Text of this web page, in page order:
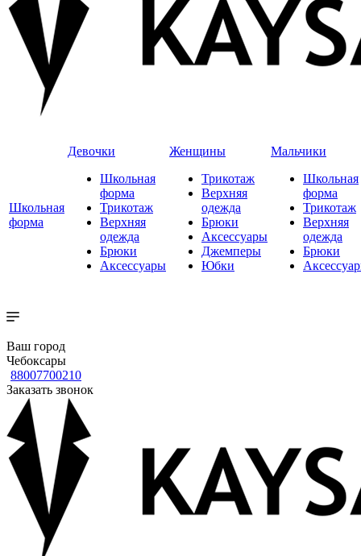
Школьная
форма
Девочки
Школьная
форма
Трикотаж
Верхняя
одежда
Брюки
Аксессуары
Женщины
Трикотаж
Верхняя
одежда
Брюки
Аксессуары
Джемперы
Юбки
Мальчики
Школьная
форма
Трикотаж
Верхняя
одежда
Брюки
Ваш город
Чебоксары
88007700210
Заказать звонок